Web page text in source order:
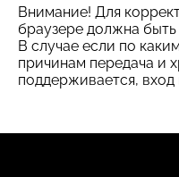
Внимание! Для
браузере должна
В случае если по
причинам передача и
поддерживается, вход